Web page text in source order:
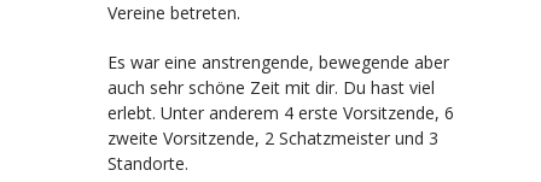
Vereine betreten.
Es war eine anstrengende, bewegende aber
auch sehr schöne Zeit mit dir. Du hast viel
erlebt. Unter anderem 4 erste Vorsitzende, 6
zweite Vorsitzende, 2 Schatzmeister und 3
Standorte.